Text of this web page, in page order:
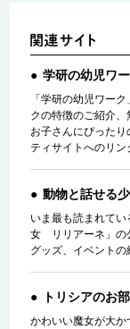
学研の幼児ワ
「学研の幼児ワー
クの特徴のご紹介、
お子さんにぴった
ティサイトへのリン
動物と話せる
いま最も読まれて
女 リリアーネ」の
グッズ、イベントの
トリシアのお
かわいい魔女が大